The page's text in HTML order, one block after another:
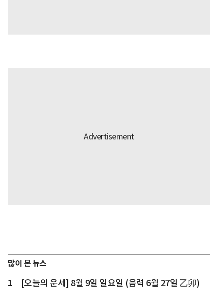
많이 본 뉴스
1 [오늘의 운세] 8월 9일 일요일 (음력 6월 27일 乙卯)